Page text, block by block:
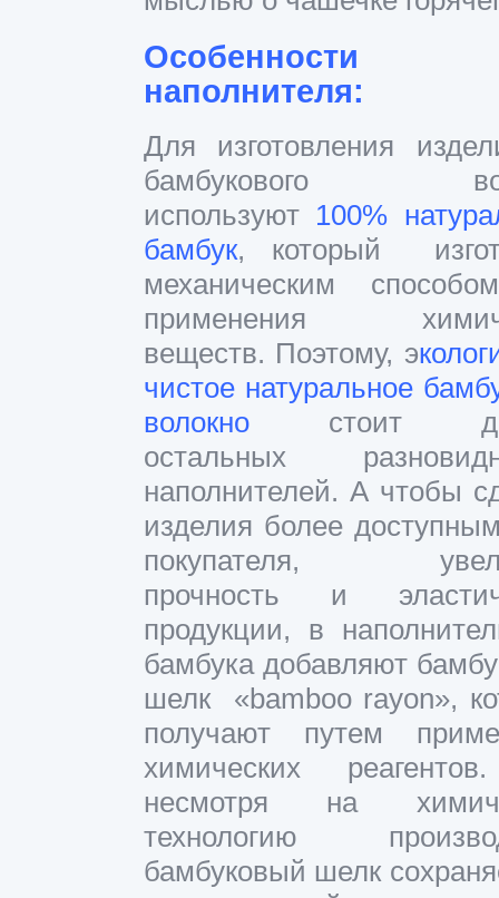
Особенности
наполнителя:
Для изготовления
бамбукового
используют 100%
бамбук, который
механическим
применения
веществ. Поэтому, э
чистое натуральное
волокностоит
остальных
наполнителей. А чтобы
изделия более
покупателя,
прочность и
продукции, в
бамбука добавляют
шелк «bamboo rayon»,
получают путем
химических
несмотря на
технологию
бамбуковый шелк